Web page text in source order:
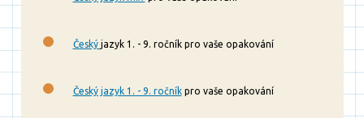
Český jazyk 1. - 9. ročník pro vaše opakování
Český jazyk 1. - 9. ročníkpro vaše opakování